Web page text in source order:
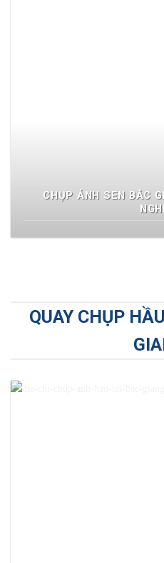
CHỤP ẢNH SEN BẮC
QUAY CHỤP